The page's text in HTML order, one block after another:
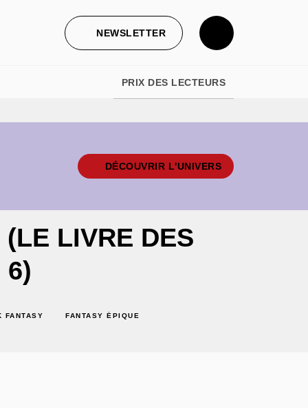
NEWSLETTER
PRIX DES LECTEURS
DÉCOUVRIR L'UNIVERS
LIVRE DES
6)
FANTASY FANTASY ÉPIQUE